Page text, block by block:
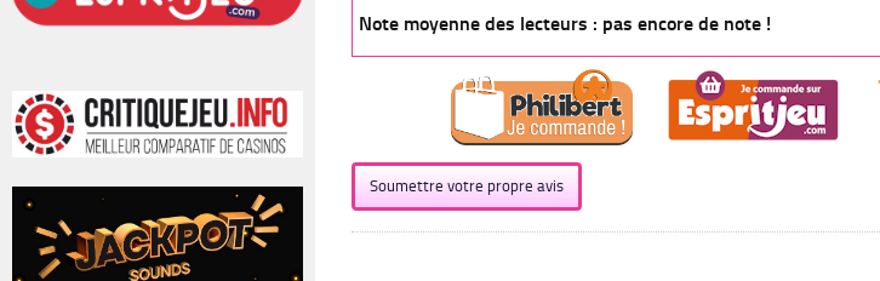
Note moyenne des lecteurs : pas encore de note !
Soumettre votre propre avis